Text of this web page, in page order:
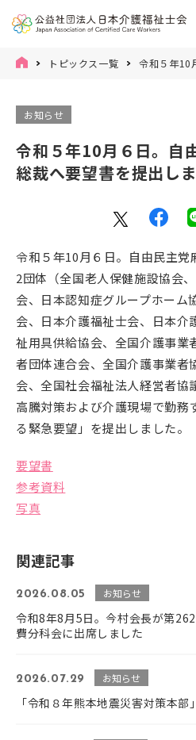
トピックス一覧 令和５年10
お知らせ
令和５年10月６日。自
総裁へ要望書を提出しま
令和５年10月６日。自由民主党
2団体（全国⽼⼈保健施設協会
会、⽇本認知症グループホーム
会、⽇本介護福祉⼠会、⽇本介
祉⽤具供給協会、全国介護事業
者団体連合会、全国介護事業者
会、全国社会福祉法⼈経営者協
高騰対策および介護現場で勤務
る緊急要望」を提出しました。
要望書
参考資料
写真
関連記事
2026.08.05 お知らせ
令和8年8月5日。今村会長が第
費分科会に出席しました
2026.07.29 お知らせ
「令和８年熊本地震災害対策本部